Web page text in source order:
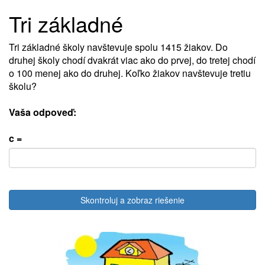
Tri základné
Tri základné školy navštevuje spolu 1415 žiakov. Do
druhej školy chodí dvakrát viac ako do prvej, do tretej chodí
o 100 menej ako do druhej. Koľko žiakov navštevuje tretiu
školu?
Vaša odpoveď:
c =
Skontroluj a zobraz riešenie